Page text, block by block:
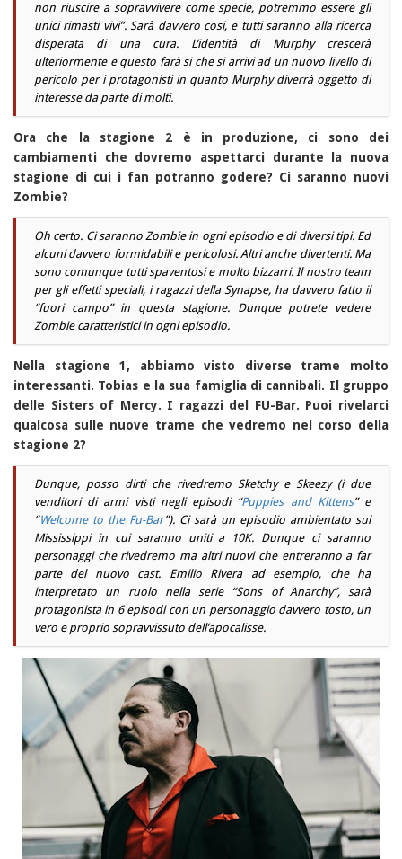
non riuscire a sopravvivere come specie, potremmo essere gli
unici rimasti vivi”. Sarà davvero cosi, e tutti saranno alla ricerca
disperata di una cura. L’identità di Murphy crescerà
ulteriormente e questo farà si che si arrivi ad un nuovo livello di
pericolo per i protagonisti in quanto Murphy diverrà oggetto di
interesse da parte di molti.
Ora che la stagione 2 è in produzione, ci sono dei
cambiamenti che dovremo aspettarci durante la nuova
stagione di cui i fan potranno godere? Ci saranno nuovi
Zombie?
Oh certo. Ci saranno Zombie in ogni episodio e di diversi tipi. Ed
alcuni davvero formidabili e pericolosi. Altri anche divertenti. Ma
sono comunque tutti spaventosi e molto bizzarri. Il nostro team
per gli effetti speciali, i ragazzi della Synapse, ha davvero fatto il
“fuori campo” in questa stagione. Dunque potrete vedere
Zombie caratteristici in ogni episodio.
Nella stagione 1, abbiamo visto diverse trame molto
interessanti. Tobias e la sua famiglia di cannibali. Il gruppo
delle Sisters of Mercy. I ragazzi del FU-Bar. Puoi rivelarci
qualcosa sulle nuove trame che vedremo nel corso della
stagione 2?
Dunque, posso dirti che rivedremo Sketchy e Skeezy (i due
venditori di armi visti negli episodi “Puppies and Kittens” e
“Welcome to the Fu-Bar”). Ci sarà un episodio ambientato sul
Mississippi in cui saranno uniti a 10K. Dunque ci saranno
personaggi che rivedremo ma altri nuovi che entreranno a far
parte del nuovo cast. Emilio Rivera ad esempio, che ha
interpretato un ruolo nella serie “Sons of Anarchy”, sarà
protagonista in 6 episodi con un personaggio davvero tosto, un
vero e proprio sopravvissuto dell’apocalisse.